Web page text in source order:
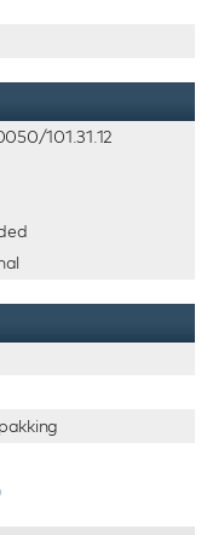
101.31.12